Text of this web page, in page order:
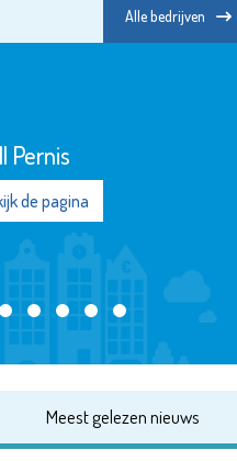
Alle bedrijven
Pernis
de pagina
Meest gelezen nieuws